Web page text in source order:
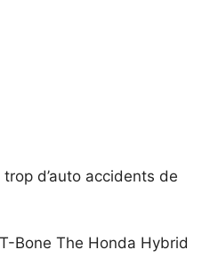
d’auto accidents de
Bone The Honda Hybrid